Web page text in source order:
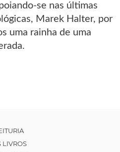
se nas últimas
Marek Halter, por
uma rainha de uma
LIVROS